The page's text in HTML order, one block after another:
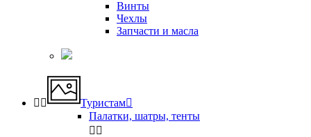
Винты
Чехлы
Запчасти и масла
  Туристам
Палатки, шатры, тенты
 